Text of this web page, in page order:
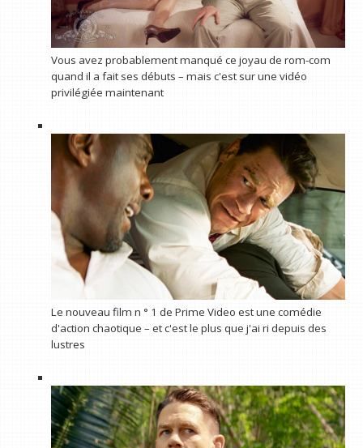
Vous avez probablement manqué ce joyau de rom-com
quand il a fait ses débuts – mais c'est sur une vidéo
privilégiée maintenant
Le nouveau film n ° 1 de Prime Video est une comédie
d'action chaotique – et c'est le plus que j'ai ri depuis des
lustres